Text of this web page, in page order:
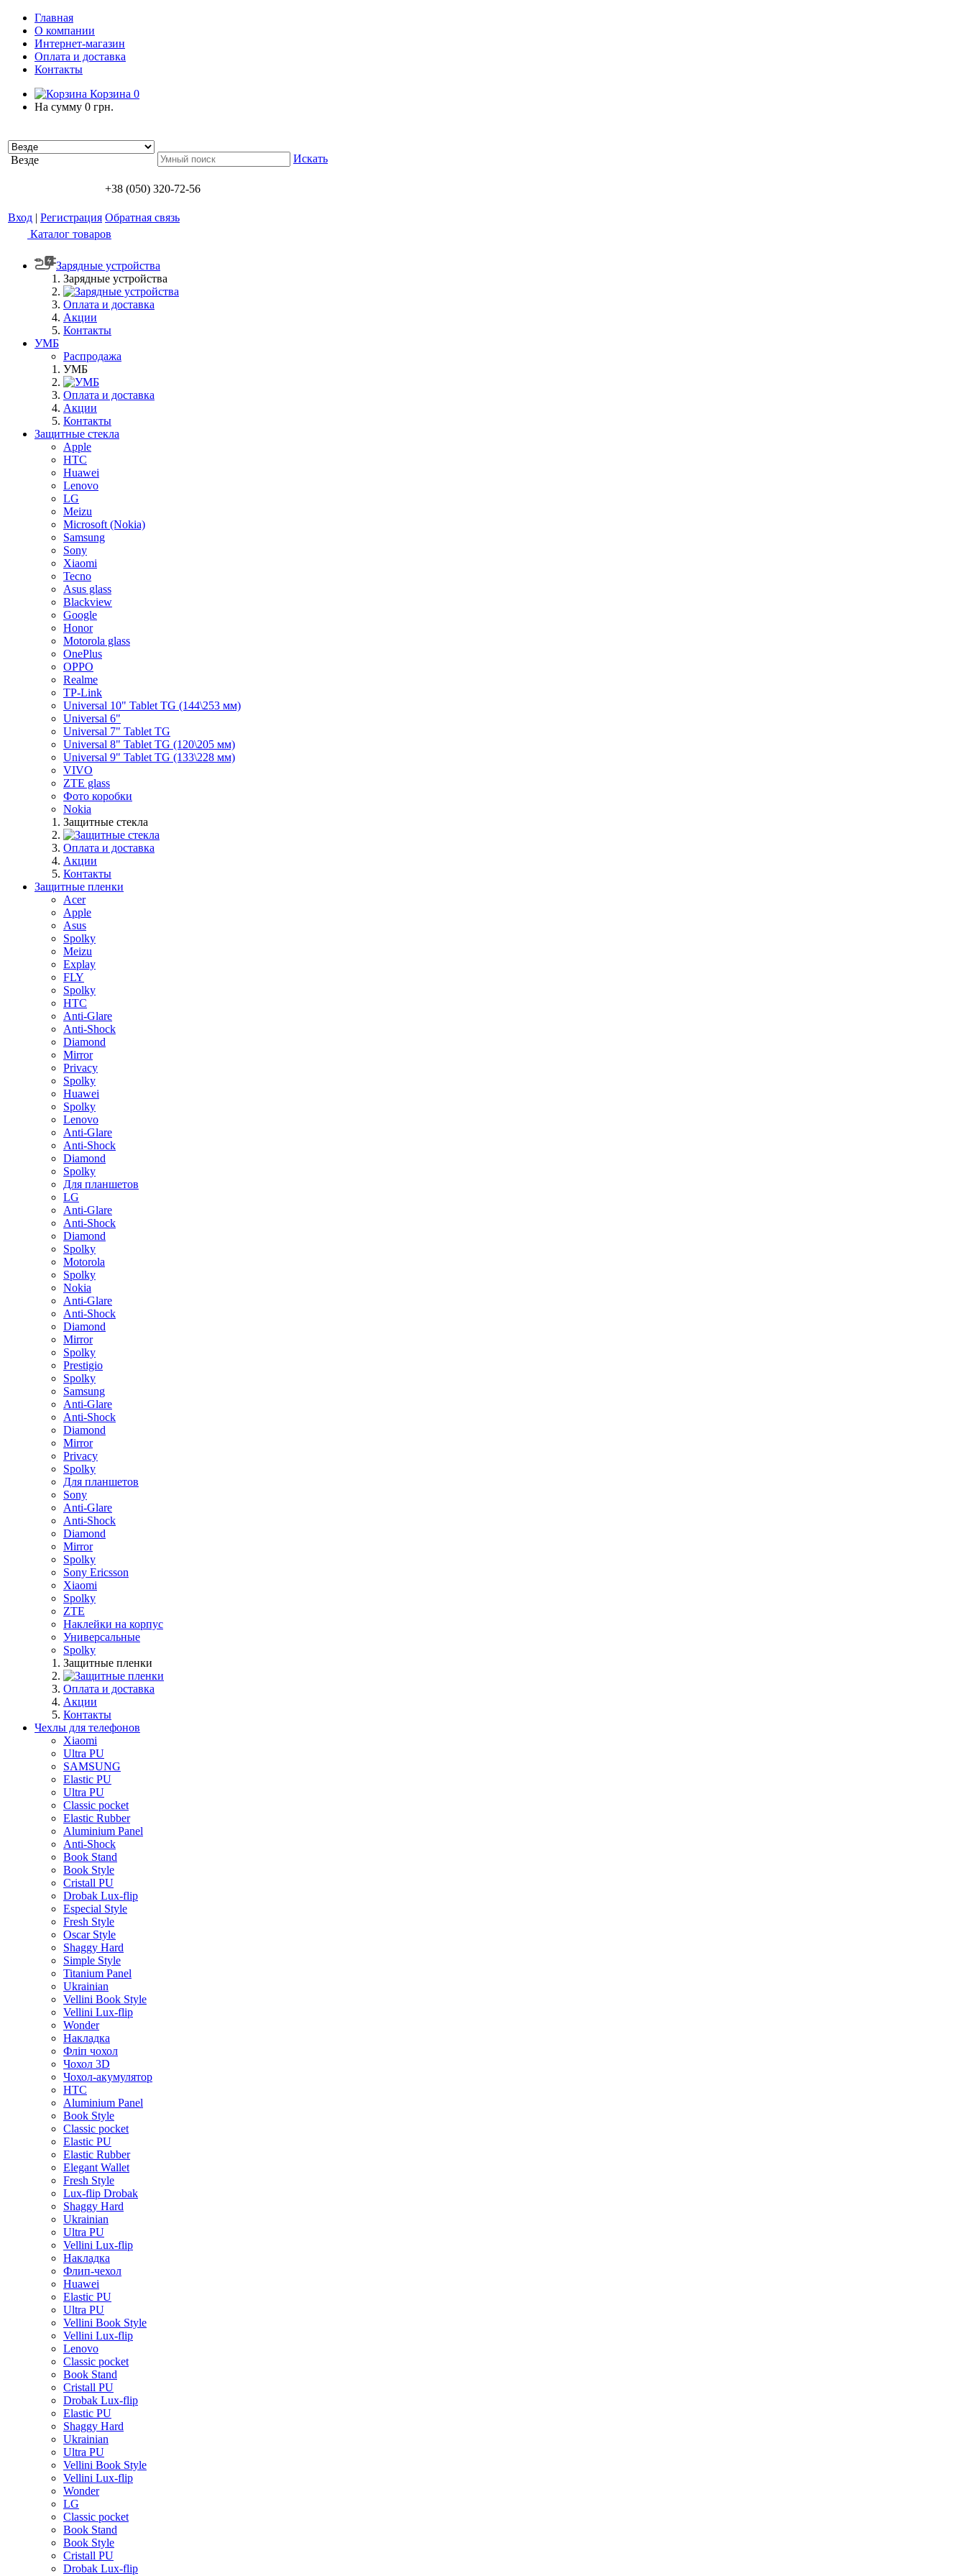
Главная
О компании
Интернет-магазин
Оплата и доставка
Контакты
Корзина 0
На сумму 0 грн.
Везде Искать
+38 (050) 320-72-56
Вход | Регистрация Обратная связь
Каталог товаров
Зарядные устройства
Зарядные устройства
Оплата и доставка
Акции
Контакты
УМБ
Распродажа
УМБ
Оплата и доставка
Акции
Контакты
Защитные стекла
Apple
HTC
Huawei
Lenovo
LG
Meizu
Microsoft (Nokia)
Samsung
Sony
Xiaomi
Tecno
Asus glass
Blackview
Google
Honor
Motorola glass
OnePlus
OPPO
Realme
TP-Link
Universal 10" Tablet TG (144\253 мм)
Universal 6"
Universal 7" Tablet TG
Universal 8" Tablet TG (120\205 мм)
Universal 9" Tablet TG (133\228 мм)
VIVO
ZTE glass
Фото коробки
Nokia
Защитные стекла
Оплата и доставка
Акции
Контакты
Защитные пленки
Acer
Apple
Asus
Spolky
Meizu
Explay
FLY
Spolky
HTC
Anti-Glare
Anti-Shock
Diamond
Mirror
Privacy
Spolky
Huawei
Spolky
Lenovo
Anti-Glare
Anti-Shock
Diamond
Spolky
Для планшетов
LG
Anti-Glare
Anti-Shock
Diamond
Spolky
Motorola
Spolky
Nokia
Anti-Glare
Anti-Shock
Diamond
Mirror
Spolky
Prestigio
Spolky
Samsung
Anti-Glare
Anti-Shock
Diamond
Mirror
Privacy
Spolky
Для планшетов
Sony
Anti-Glare
Anti-Shock
Diamond
Mirror
Spolky
Sony Ericsson
Xiaomi
Spolky
ZTE
Наклейки на корпус
Универсальные
Spolky
Защитные пленки
Оплата и доставка
Акции
Контакты
Чехлы для телефонов
Xiaomi
Ultra PU
SAMSUNG
Elastic PU
Ultra PU
Classic pocket
Elastic Rubber
Aluminium Panel
Anti-Shock
Book Stand
Book Style
Cristall PU
Drobak Lux-flip
Especial Style
Fresh Style
Oscar Style
Shaggy Hard
Simple Style
Titanium Panel
Ukrainian
Vellini Book Style
Vellini Lux-flip
Wonder
Накладка
Фліп чохол
Чохол 3D
Чохол-акумулятор
HTC
Aluminium Panel
Book Style
Classic pocket
Elastic PU
Elastic Rubber
Elegant Wallet
Fresh Style
Lux-flip Drobak
Shaggy Hard
Ukrainian
Ultra PU
Vellini Lux-flip
Накладка
Флип-чехол
Huawei
Elastic PU
Ultra PU
Vellini Book Style
Vellini Lux-flip
Lenovo
Classic pocket
Book Stand
Cristall PU
Drobak Lux-flip
Elastic PU
Shaggy Hard
Ukrainian
Ultra PU
Vellini Book Style
Vellini Lux-flip
Wonder
LG
Classic pocket
Book Stand
Book Style
Cristall PU
Drobak Lux-flip